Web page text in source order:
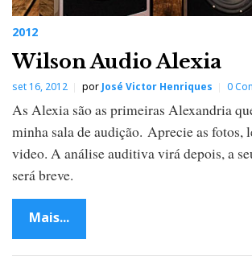
2012
Wilson Audio Alexia
set 16, 2012 por José Victor Henriques 0
As Alexia são as primeiras Alexandria
minha sala de audição. Aprecie as fotos,
video. A análise auditiva virá depois, a
será breve.
Mais...